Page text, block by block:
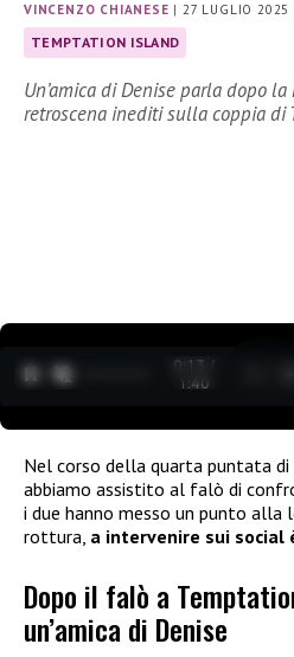
VINCENZO CHIANESE |27 LUGLIO 2025
TEMPTATION ISLAND
Un’amica di Denise parla dopo
retroscena inediti sulla coppia di
0:14 /
1:40
Nel corso della quarta puntata di
abbiamo assistito al falò di
i due hanno messo un punto alla
rottura, a intervenire sui social
Dopo il falò a
un’amica di Denise